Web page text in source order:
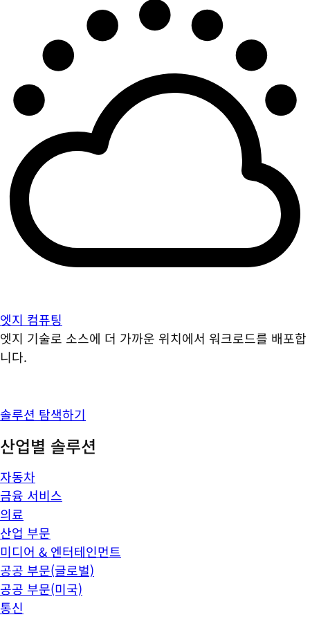
엣지 컴퓨팅
엣지 기술로 소스에 더 가까운 위치에서 워크로드를 배포합
니다.
솔루션 탐색하기
산업별 솔루션
자동차
금융 서비스
의료
산업 부문
미디어 & 엔터테인먼트
공공 부문(글로벌)
공공 부문(미국)
통신